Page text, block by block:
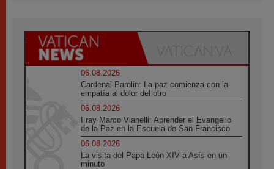
06.08.2026
Cardenal Parolin: La paz comienza con la
empatía al dolor del otro
06.08.2026
Fray Marco Vianelli: Aprender el Evangelio
de la Paz en la Escuela de San Francisco
06.08.2026
La visita del Papa León XIV a Asís en un
minuto